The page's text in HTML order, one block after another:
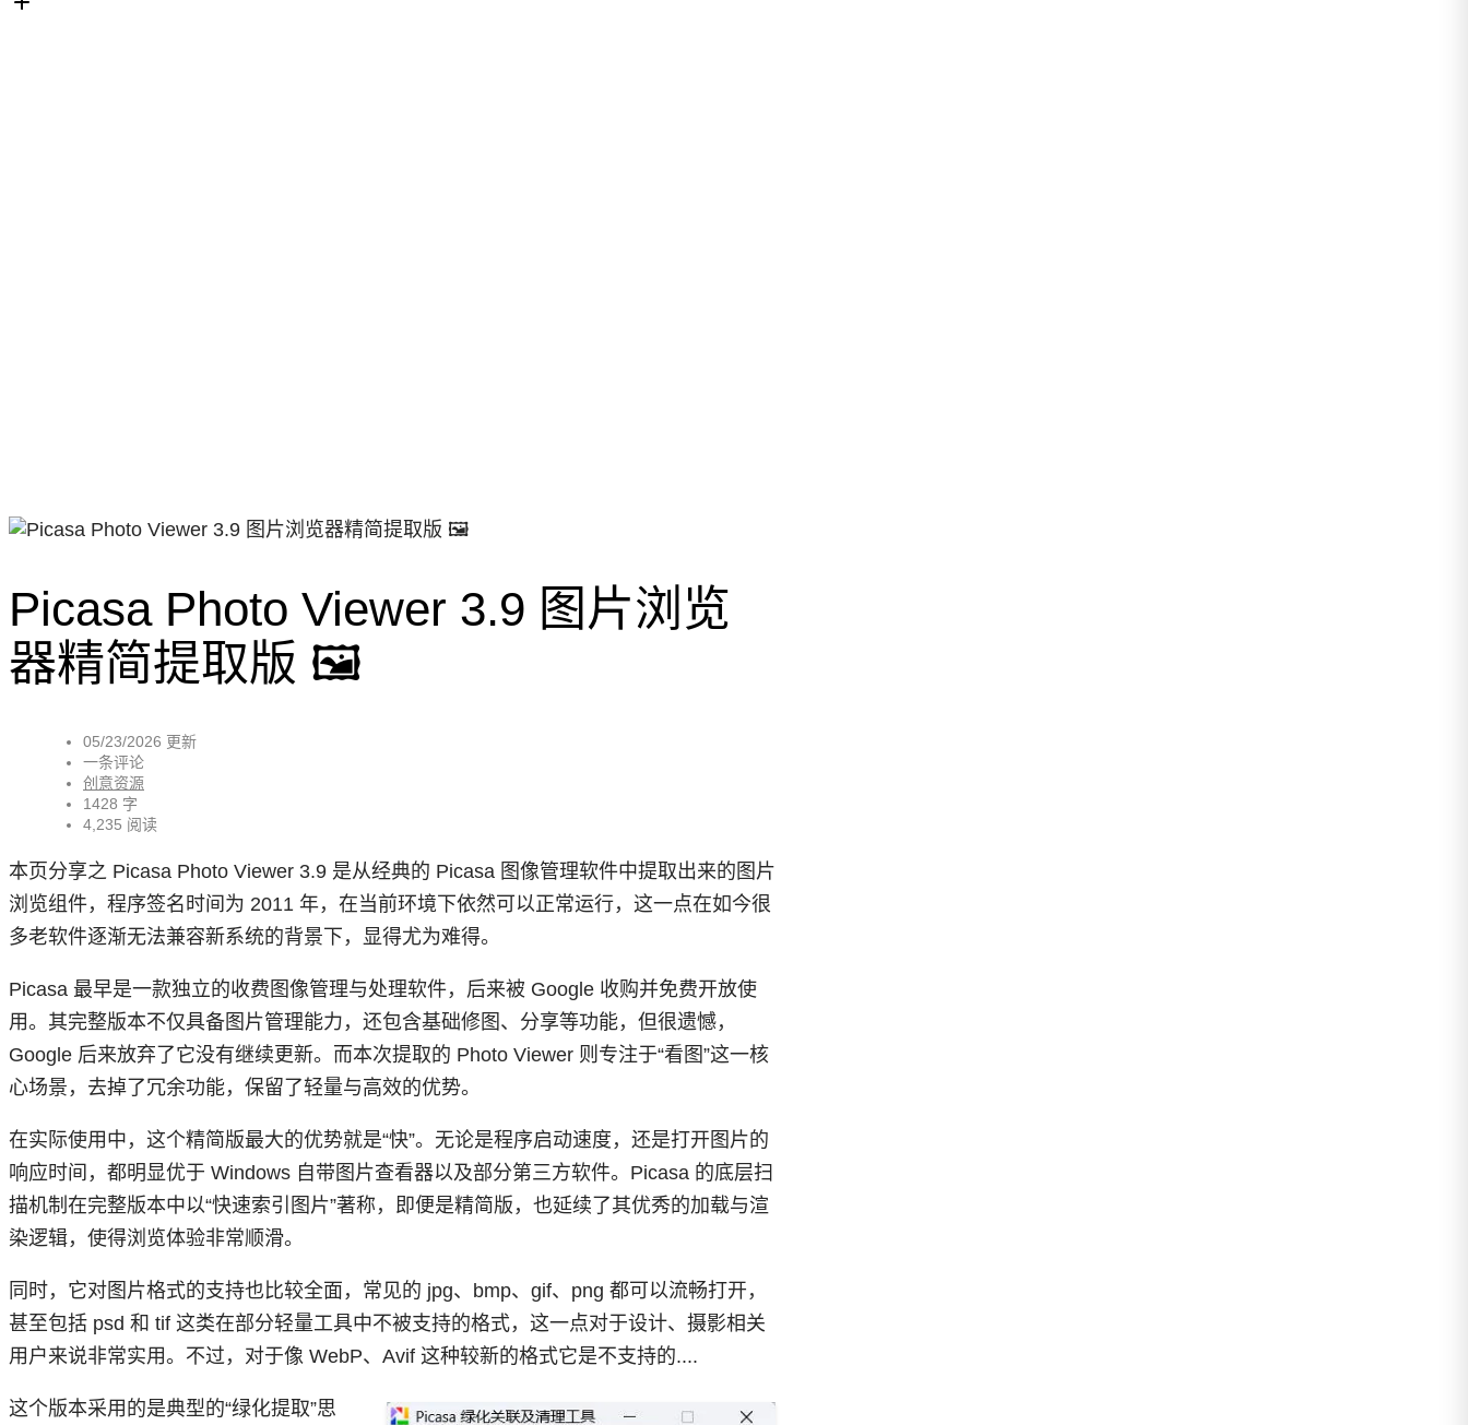
Picasa Photo Viewer 3.9 图片浏览
器精简提取版 🖼
05/23/2026 更新
一条评论
创意资源
1428 字
4,235 阅读
本页分享之 Picasa Photo Viewer 3.9 是从经典的 Picasa 图像管理软件中提取出来的图片
浏览组件，程序签名时间为 2011 年，在当前环境下依然可以正常运行，这一点在如今很
多老软件逐渐无法兼容新系统的背景下，显得尤为难得。
Picasa 最早是一款独立的收费图像管理与处理软件，后来被 Google 收购并免费开放使
用。其完整版本不仅具备图片管理能力，还包含基础修图、分享等功能，但很遗憾，
Google 后来放弃了它没有继续更新。而本次提取的 Photo Viewer 则专注于“看图”这一核
心场景，去掉了冗余功能，保留了轻量与高效的优势。
在实际使用中，这个精简版最大的优势就是“快”。无论是程序启动速度，还是打开图片的
响应时间，都明显优于 Windows 自带图片查看器以及部分第三方软件。Picasa 的底层扫
描机制在完整版本中以“快速索引图片”著称，即便是精简版，也延续了其优秀的加载与渲
染逻辑，使得浏览体验非常顺滑。
同时，它对图片格式的支持也比较全面，常见的 jpg、bmp、gif、png 都可以流畅打开，
甚至包括 psd 和 tif 这类在部分轻量工具中不被支持的格式，这一点对于设计、摄影相关
用户来说非常实用。不过，对于像 WebP、Avif 这种较新的格式它是不支持的....
这个版本采用的是典型的“绿化提取”思